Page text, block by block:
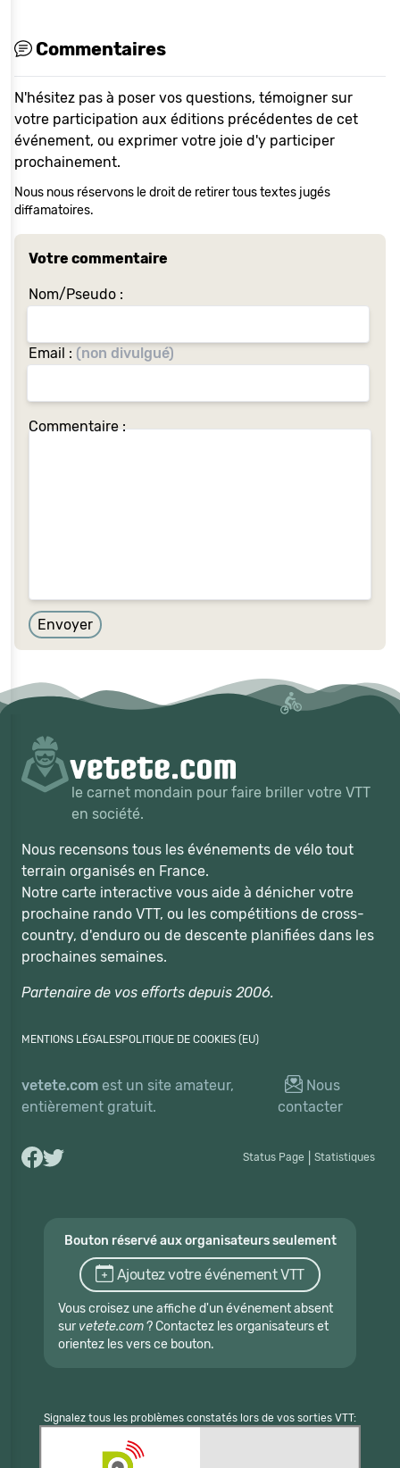
Commentaires
N'hésitez pas à poser vos questions, témoigner sur
votre participation aux éditions précédentes de cet
événement, ou exprimer votre joie d'y participer
prochainement.
Nous nous réservons le droit de retirer tous textes jugés
diffamatoires.
Votre commentaire
Nom/Pseudo :
Email : (non divulgué)
vous
ce
champ:
Commentaire :
Envoyer
le carnet mondain pour faire briller votre VTT
en société.
Nous recensons tous les événements de vélo tout
terrain organisés en France.
Notre carte interactive vous aide à dénicher votre
prochaine rando VTT, ou les compétitions de cross-
country, d'enduro ou de descente planifiées dans les
prochaines semaines.
Partenaire de vos efforts depuis 2006.
MENTIONS LÉGALESPOLITIQUE DE COOKIES (EU)
vetete.com est un site amateur,
entièrement gratuit.
Nous
contacter
Status Page Statistiques
Bouton réservé aux organisateurs seulement
Ajoutez votre événement VTT
Vous croisez une affiche d'un événement absent
sur vetete.com? Contactez les organisateurs et
orientez les vers ce bouton.
Signalez tous les problèmes constatés lors de vos sorties VTT: